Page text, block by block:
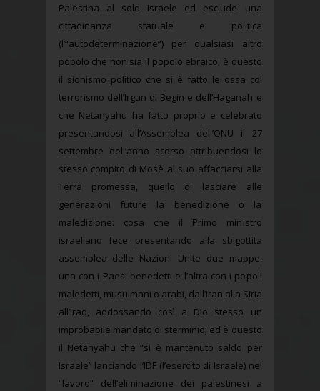
Palestina al solo Israele ed esclude una
cittadinanza statuale e politica
(l’“autodeterminazione”) per qualsiasi altro
popolo che non sia il popolo ebraico; è questo
il sionismo politico che si è fatto le ossa col
terrorismo dell’Irgun di Begin e dell’Haganah e
che Netanyahu ha fatto proprio e celebrato
presentandosi all’Assemblea dell’ONU il 27
settembre dell’anno scorso attribuendosi lo
stesso compito di Mosè al suo affacciarsi alla
Terra promessa, quello di lasciare alle
generazioni future la benedizione o la
maledizione: cosa che il Primo ministro
israeliano fece presentando alla sbigottita
assemblea delle Nazioni Unite due mappe,
una con i Paesi benedetti e l’altra con i popoli
maledetti, musulmani o arabi, dall’Iran alla Siria
all’Iraq, addossando così a Dio stesso un
improbabile mandato di sterminio; ed è questo
il Netanyahu che “si è mantenuto saldo per
Israele” lanciando l’IDF (l’esercito di Israele) nel
“lavoro” dell’eliminazione dei palestinesi a